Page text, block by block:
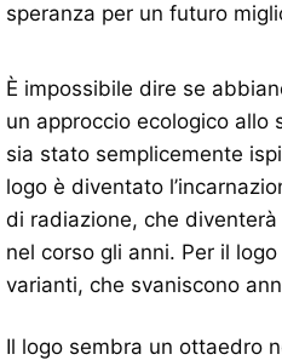
speranza per un futuro
È impossibile dire se
un approccio ecologico allo
sia stato semplicemente
logo è diventato
di radiazione, che
nel corso gli anni. Per il
varianti, che svaniscono
Il logo sembra un ottaedro